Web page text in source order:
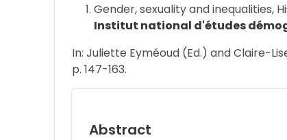
Gender, sexuality and inequalities,
Institut national d'études
In: Juliette Eyméoud (Ed.) and Claire-
p. 147-163.
Abstract